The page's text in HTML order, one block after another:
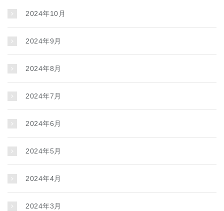
2024年10月
2024年9月
2024年8月
2024年7月
2024年6月
2024年5月
2024年4月
2024年3月